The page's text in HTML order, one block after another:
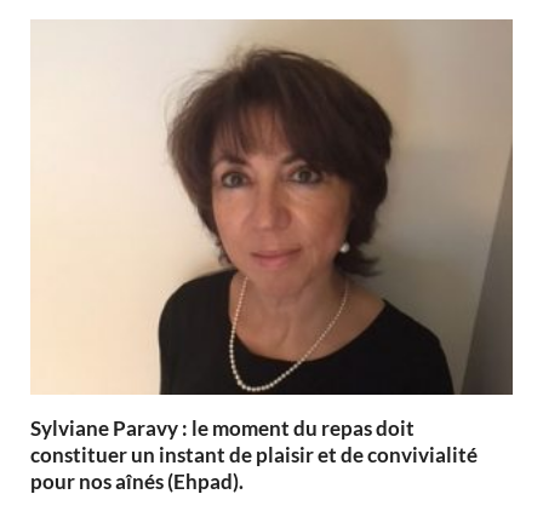
Sylviane Paravy : le moment du repas doit
constituer un instant de plaisir et de convivialité
pour nos aînés (Ehpad).